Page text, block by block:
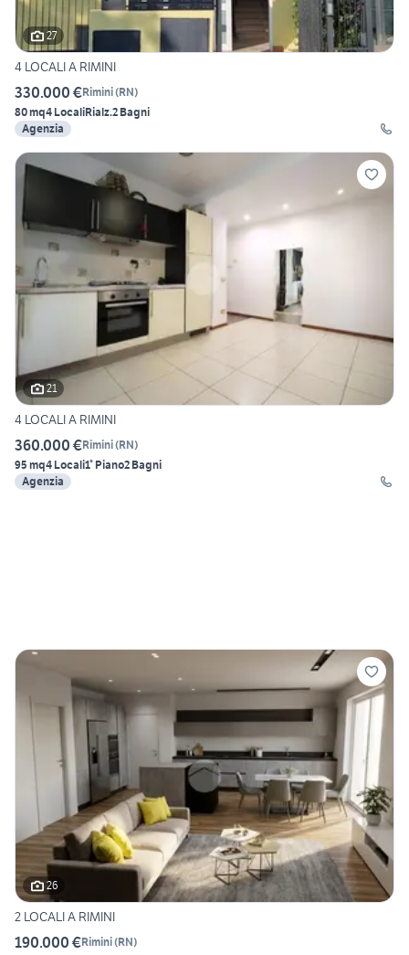
27
4 LOCALI A RIMINI
330.000 €Rimini(RN)
80 mq4 LocaliRialz.2 Bagni
Agenzia
21
4 LOCALI A RIMINI
360.000 €Rimini(RN)
95 mq4 Locali1° Piano2 Bagni
Agenzia
26
2 LOCALI A RIMINI
190.000 €Rimini(RN)